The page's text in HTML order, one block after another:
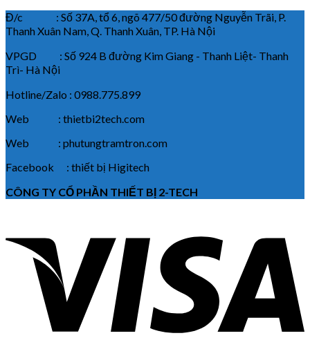
Đ/c : Số 37A, tổ 6, ngõ 477/50 đường Nguyễn Trãi, P.
Thanh Xuân Nam, Q. Thanh Xuân, TP. Hà Nội
VPGD : Số 924 B đường Kim Giang - Thanh Liệt- Thanh
Trì- Hà Nội
Hotline/Zalo : 0988.775.899
Web : thietbi2tech.com
Web : phutungtramtron.com
Facebook : thiết bị Higitech
CÔNG TY CỔ PHẦN THIẾT BỊ 2-TECH